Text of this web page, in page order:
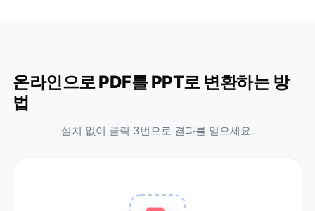
온라인으로 PDF를 PPT로 변환하는 방
법
설치 없이 클릭 3번으로 결과를 얻으세요.